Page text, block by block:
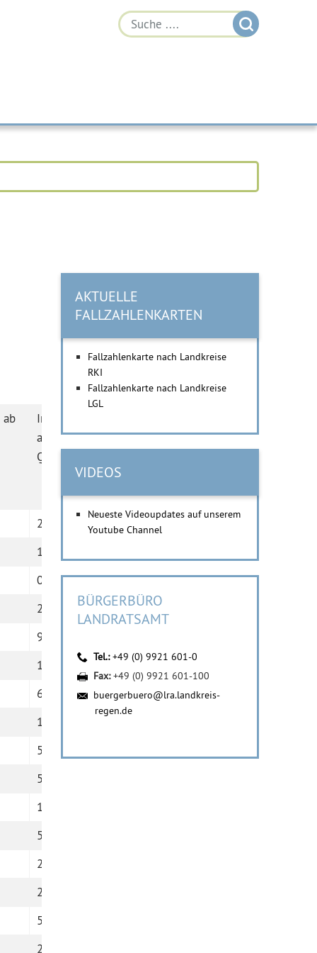
ab
Indexpersonen
aktuell in
Quarantäne
2
16
0
20
9
11
6
1
5
5
11
5
21
2
5
26
AKTUELLE
FALLZAHLENKARTEN
Fallzahlenkarte nach Landkreise
RKI
Fallzahlenkarte nach Landkreise
LGL
VIDEOS
Neueste Videoupdates auf unserem
Youtube Channel
BÜRGERBÜRO
LANDRATSAMT
Tel.:+49 (0) 9921 601-0
Fax:+49 (0) 9921 601-100
buergerbuero@lra.landkreis-
regen.de